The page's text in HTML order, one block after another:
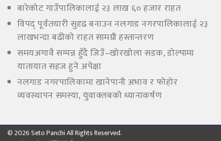
बारेकोट गाउँपालिकालाई २३ लाख ६० हजार राहत
विपद् पूर्वतयारी सुदृढ बनाउन नलगाड नगरपालिकालाई २३
लाखभन्दा बढीको राहत सामग्री हस्तान्तरण
समयअगावै सम्पन्न हुँदै जिउँ–खोरखोला सडक, डोल्पामा
यातायात सहज हुने अपेक्षा
नलगाड नगरपालिकामा खानेपानी अभाव र फोहोर
व्यवस्थापन समस्या, युवाक्लबको ध्यानाकर्षण
© 2026 Seto Panchi All Rights Reserved.